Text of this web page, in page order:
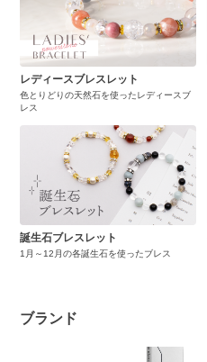
レディースブレスレット
色とりどりの天然石を使ったレディースブ
レス
誕生石ブレスレット
1月～12月の各誕生石を使ったブレス
ブランド